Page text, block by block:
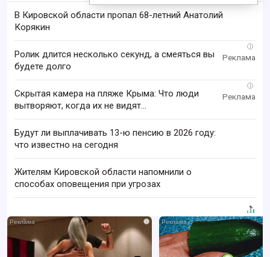
В Кировской области пропал 68-летний Анатолий
Корякин
i
Ролик длится несколько секунд, а смеяться вы
будете долго
i
Скрытая камера на пляже Крыма: Что люди
вытворяют, когда их не видят...
Будут ли выплачивать 13-ю пенсию в 2026 году:
что известно на сегодня
Жителям Кировской области напомнили о
способах оповещения при угрозах
i